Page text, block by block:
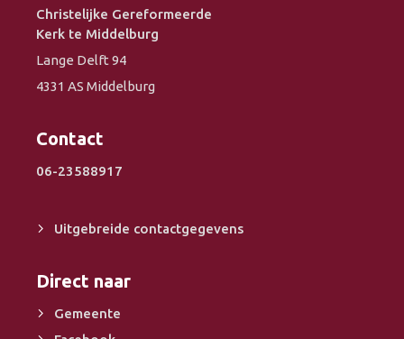
Christelijke Gereformeerde
Kerk te Middelburg
Lange Delft 94
4331 AS Middelburg
Contact
06-23588917
Uitgebreide contactgegevens
Direct naar
Gemeente